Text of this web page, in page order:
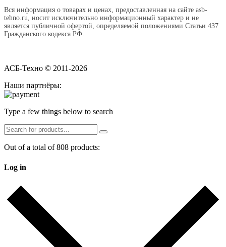
Вся информация о товарах и ценах, предоставленная на сайте asb-
tehno.ru, носит исключительно информационный характер и не
является публичной офертой, определяемой положениями Статьи 437
Гражданского кодекса РФ.
АСБ-Техно © 2011-2026
Наши партнёры:
Type a few things below to search
Out of a total of 808 products:
Log in